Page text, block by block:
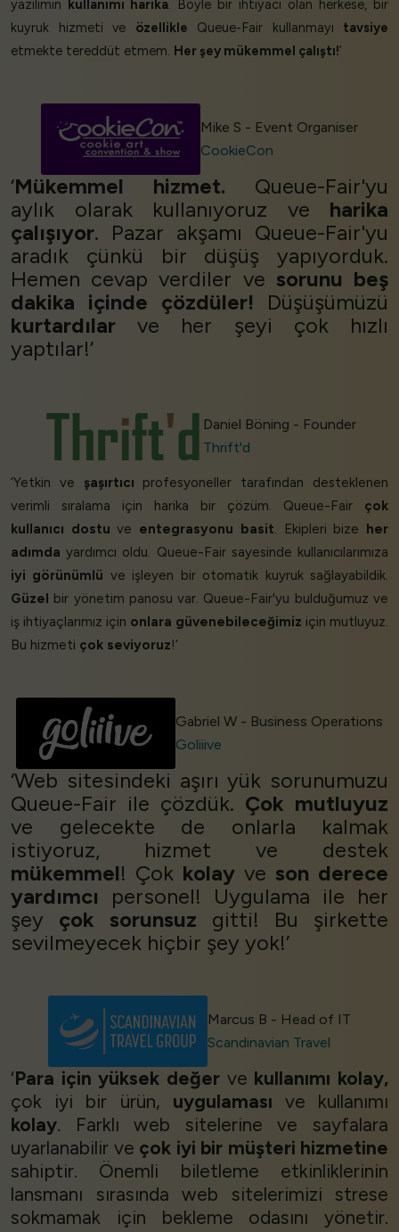
yazılımın kullanımı harika . Böyle bir ihtiyacı olan herkese, bir
kuyruk hizmeti ve özellikle Queue-Fair kullanmayı tavsiye
etmekte tereddüt etmem. Her şey mükemmel çalıştı!’
Mike S - Event Organiser
CookieCon
‘Mükemmel hizmet. Queue-Fair'yu
aylık olarak kullanıyoruz ve harika
çalışıyor. Pazar akşamı Queue-Fair'yu
aradık çünkü bir düşüş yapıyorduk.
Hemen cevap verdiler ve sorunu beş
dakika içinde çözdüler! Düşüşümüzü
kurtardılar ve her şeyi çok hızlı
yaptılar!’
Daniel Böning - Founder
Thrift'd
‘Yetkin ve şaşırtıcı profesyoneller tarafından desteklenen
verimli sıralama için harika bir çözüm. Queue-Fair çok
kullanıcı dostu ve entegrasyonu basit. Ekipleri bize her
adımda yardımcı oldu. Queue-Fair sayesinde kullanıcılarımıza
iyi görünümlü ve işleyen bir otomatik kuyruk sağlayabildik.
Güzel bir yönetim panosu var. Queue-Fair'yu bulduğumuz ve
iş ihtiyaçlarımız için onlara güvenebileceğimiz için mutluyuz.
Bu hizmeti çok seviyoruz!’
Gabriel W - Business Operations
Goliiive
‘Web sitesindeki aşırı yük sorunumuzu
Queue-Fair ile çözdük. Çok mutluyuz
ve gelecekte de onlarla kalmak
istiyoruz, hizmet ve destek
mükemmel! Çok kolay ve son derece
yardımcı personel! Uygulama ile her
şey çok sorunsuz gitti! Bu şirkette
sevilmeyecek hiçbir şey yok!’
Marcus B - Head of IT
Scandinavian Travel
‘Para için yüksek değer ve kullanımı kolay,
çok iyi bir ürün, uygulaması ve kullanımı
kolay. Farklı web sitelerine ve sayfalara
uyarlanabilir ve çok iyi bir müşteri hizmetine
sahiptir. Önemli biletleme etkinliklerinin
lansmanı sırasında web sitelerimizi strese
sokmamak için bekleme odasını yönetir.